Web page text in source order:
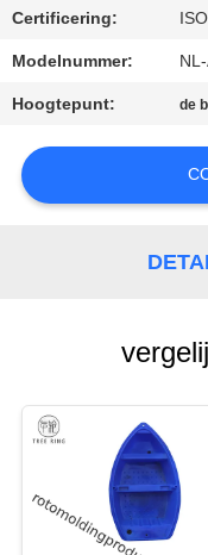
VERZOEK
OM EEN
CITAAT
SITEMAP
Certificering:
Modelnummer:
Hoogtepunt: de